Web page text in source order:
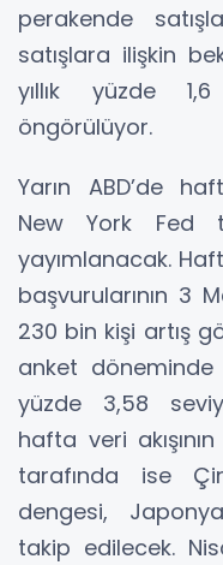
perakende
satışlara ilişkin
yıllık yüzde
öngörülüyor.
Yarın ABD’de
New York Fed
yayımlanacak.
başvurularının 3
230 bin kişi artış
anket döneminde
yüzde 3,58
hafta veri
tarafında ise
dengesi,
takip edilecek.